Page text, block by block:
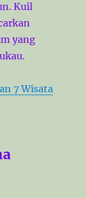
Kuil
yang
7 Wisata